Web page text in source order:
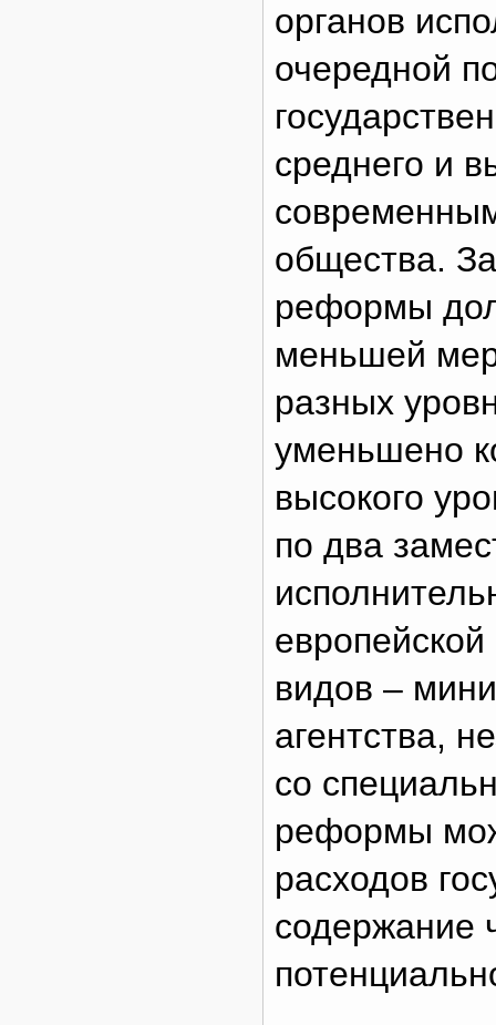
органов
очередной
среднего и
общества.
реформы
меньшей
разных
уменьшено
высокого
по два
видов –
агентства,
со
реформы
расходов
содержание